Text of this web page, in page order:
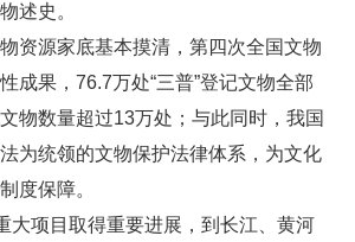
述史。
资源家底基本摸清，第四次全国文物
成果，76.7万处“三普”登记文物全部
物数量超过13万处；与此同时，我国
为统领的文物保护法律体系，为文化
度保障。
大项目取得重要进展，到长江、黄河